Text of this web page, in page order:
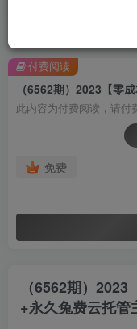
此内容为付费阅读，请付
免费
付费阅读
（6562期）
+永久兔费云托管